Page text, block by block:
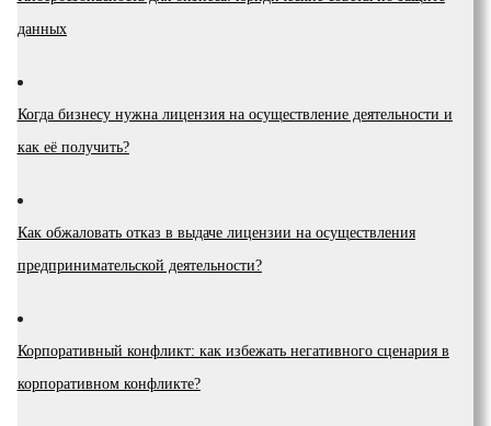
данных
Когда бизнесу нужна лицензия на осуществление деятельности и
как её получить?
Как обжаловать отказ в выдаче лицензии на осуществления
предпринимательской деятельности?
Корпоративный конфликт: как избежать негативного сценария в
корпоративном конфликте?